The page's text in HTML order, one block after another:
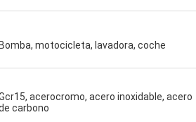
continuar
Bomba, motocicleta, lavadora, coche
acerocromo, acero inoxidable, acero
carbono